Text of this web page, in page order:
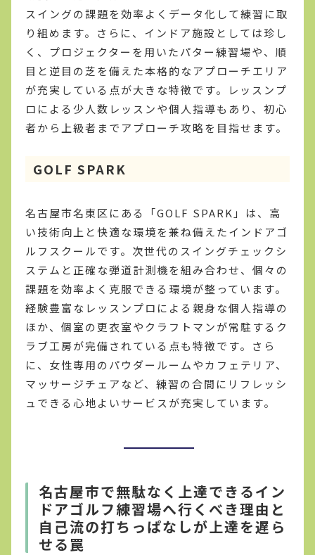
スイングの課題を効率よくデータ化して練習に取
り組めます。さらに、インドア施設としては珍し
く、プロジェクターを用いたパター練習場や、順
目と逆目の芝を備えた本格的なアプローチエリア
が充実している点が大きな特徴です。レッスンプ
ロによる少人数レッスンや個人指導もあり、初心
者から上級者までアプローチ攻略を目指せます。
GOLF SPARK
名古屋市名東区にある「GOLF SPARK」は、高
い技術向上と快適な環境を兼ね備えたインドアゴ
ルフスクールです。次世代のスイングチェックシ
ステムと正確な弾道計測機を組み合わせ、個々の
課題を効率よく克服できる環境が整っています。
経験豊富なレッスンプロによる親身な個人指導の
ほか、個室の更衣室やクラフトマンが常駐するク
ラブ工房が完備されている点も特徴です。さら
に、女性専用のパウダールームやカフェテリア、
マッサージチェアなど、練習の合間にリフレッシ
ュできる心地よいサービスが充実しています。
名古屋市で無駄なく上達できるイン
ドアゴルフ練習場へ行くべき理由と
自己流の打ちっぱなしが上達を遅ら
せる罠